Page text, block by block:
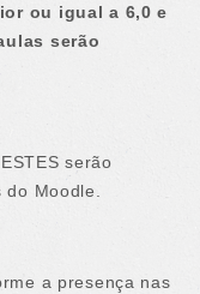
ou igual a 6,0 e
serão
serão
Moodle.
a presença nas